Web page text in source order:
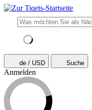
de / USD Suche
Anmelden